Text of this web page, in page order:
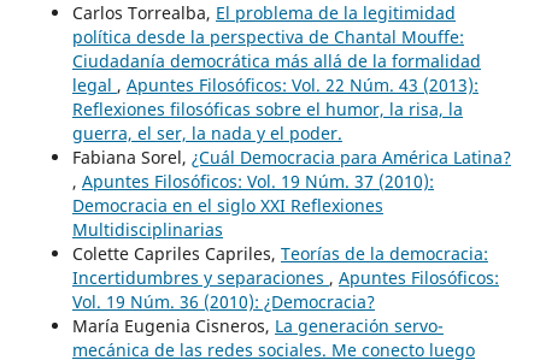
Carlos Torrealba, El problema de la legitimidad
política desde la perspectiva de Chantal Mouffe:
Ciudadanía democrática más allá de la formalidad
legal , Apuntes Filosóficos: Vol. 22 Núm. 43 (2013):
Reflexiones filosóficas sobre el humor, la risa, la
guerra, el ser, la nada y el poder.
Fabiana Sorel, ¿Cuál Democracia para América Latina?
, Apuntes Filosóficos: Vol. 19 Núm. 37 (2010):
Democracia en el siglo XXI Reflexiones
Multidisciplinarias
Colette Capriles Capriles, Teorías de la democracia:
Incertidumbres y separaciones , Apuntes Filosóficos:
Vol. 19 Núm. 36 (2010): ¿Democracia?
María Eugenia Cisneros, La generación servo-
mecánica de las redes sociales. Me conecto luego